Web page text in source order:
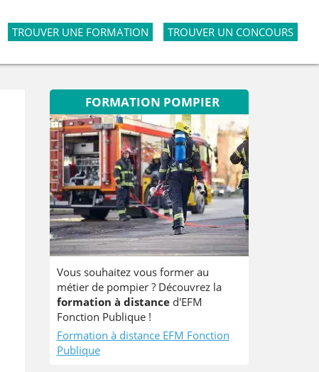
TROUVER UNE FORMATION TROUVER UN CONCOURS
FORMATION POMPIER
Vous souhaitez vous former au
métier de pompier ? Découvrez la
formation à distanced'EFM
Fonction Publique !
Formation à distance EFM Fonction
Publique